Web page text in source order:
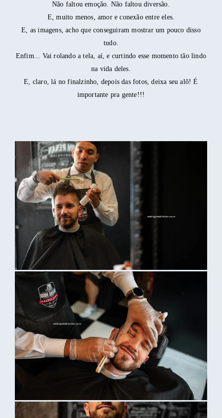
Não faltou emoção. Não faltou diversão.
E, muito menos, amor e conexão entre eles.
E, as imagens, acho que conseguiram mostrar um pouco disso
tudo.
Enfim... Vai rolando a tela, aí, e curtindo esse momento tão lindo
na vida deles.
E, claro, lá no finalzinho, depois das fotos, deixa seu alô! É
importante pra gente!!!